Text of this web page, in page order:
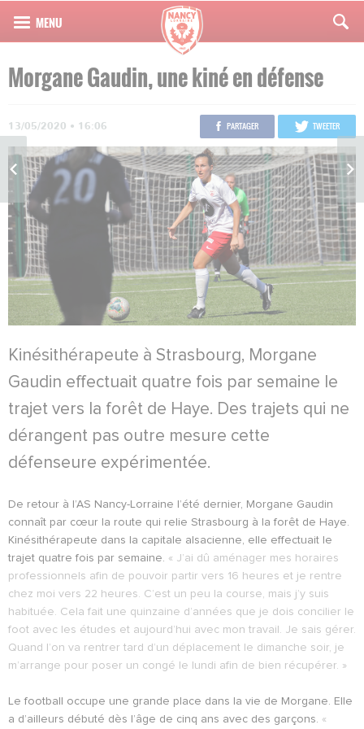
Morgane Gaudin, une kiné en défense
13/05/2020 • 16:06 PARTAGER TWEETER
Kinésithérapeute à Strasbourg, Morgane
Gaudin effectuait quatre fois par semaine le
trajet vers la forêt de Haye. Des trajets qui ne
dérangent pas outre mesure cette
défenseure expérimentée.
De retour à l’AS Nancy-Lorraine l’été dernier, Morgane Gaudin
connaît par cœur la route qui relie Strasbourg à la forêt de Haye.
Kinésithérapeute dans la capitale alsacienne, elle effectuait le
trajet quatre fois par semaine. « J’ai dû aménager mes horaires
professionnels afin de pouvoir partir vers 16 heures et je rentre
chez moi vers 22 heures. C’est un peu la course, mais j’y suis
habituée. Cela fait une quinzaine d’années que je dois concilier le
foot avec les études et aujourd’hui avec mon travail. Je sais gérer.
Quand l’on va rentrer tard d’un déplacement le dimanche soir, je
m’arrange pour poser un congé le lundi afin de bien récupérer. »
Le football occupe une grande place dans la vie de Morgane. Elle
a d’ailleurs débuté dès l’âge de cinq ans avec des garçons. «